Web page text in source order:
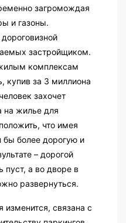
загромождая
и газоны.
застройщиком.
комплексам
купив за 3 миллиона
захочет
на жилье для
что имея
бы более дорогую и
– дорогой
пуст, а во дворе в
развернуться.
изменится, связана с